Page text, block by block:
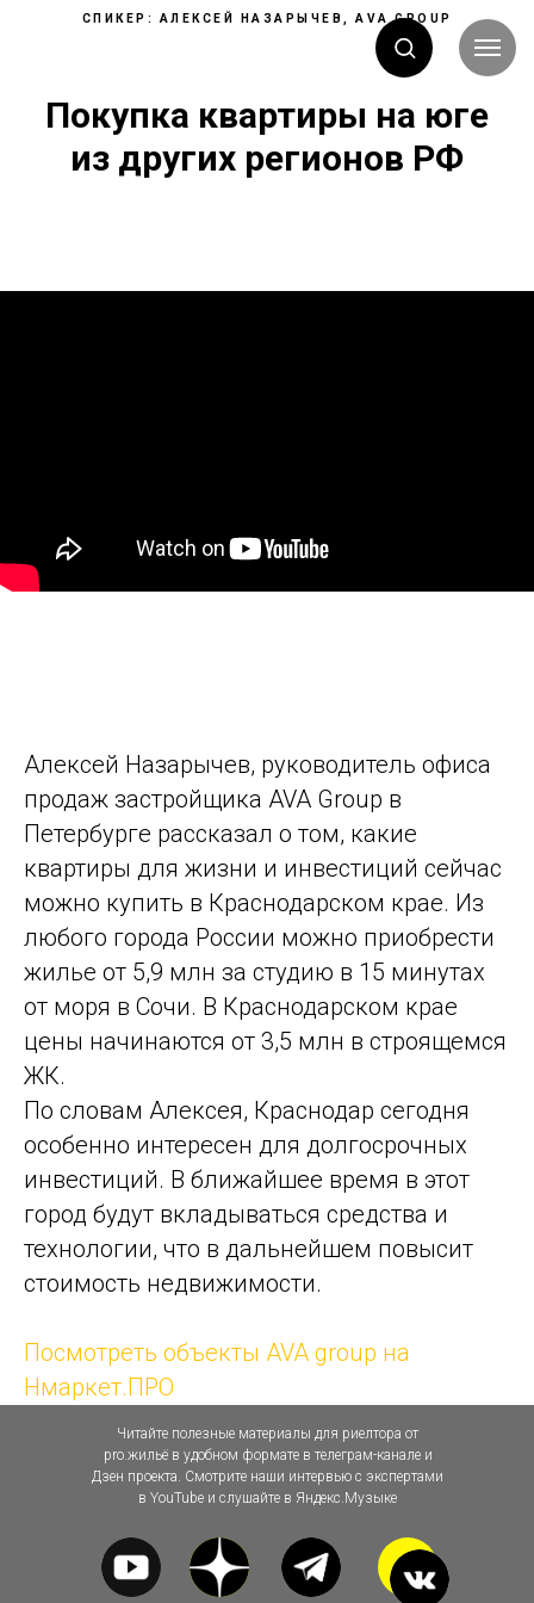
СПИКЕР: АЛЕКСЕЙ НАЗАРЫЧЕВ, AVA GROUP
Покупка квартиры на юге
из других регионов РФ
Алексей Назарычев, руководитель офиса
продаж застройщика AVA Group в
Петербурге рассказал о том, какие
квартиры для жизни и инвестиций сейчас
можно купить в Краснодарском крае. Из
любого города России можно приобрести
жилье от 5,9 млн за студию в 15 минутах
от моря в Сочи. В Краснодарском крае
цены начинаются от 3,5 млн в строящемся
ЖК.
По словам Алексея, Краснодар сегодня
особенно интересен для долгосрочных
инвестиций. В ближайшее время в этот
город будут вкладываться средства и
технологии, что в дальнейшем повысит
стоимость недвижимости.
Посмотреть объекты AVA group на
Нмаркет.ПРО
Читайте полезные материалы для риелтора от
pro.жильё в удобном формате в телеграм-канале и
Дзен проекта. Смотрите наши интервью с экспертами
в YouTube и слушайте в Яндекс.Музыке